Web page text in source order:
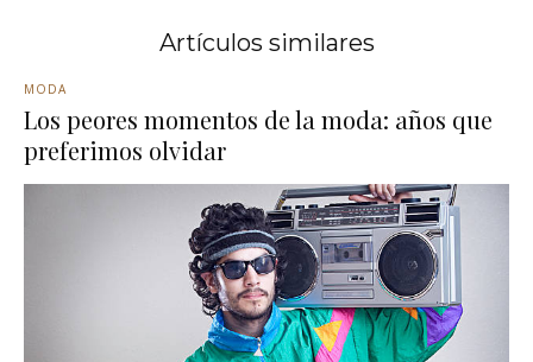
Artículos similares
MODA
Los peores momentos de la moda: años que
preferimos olvidar